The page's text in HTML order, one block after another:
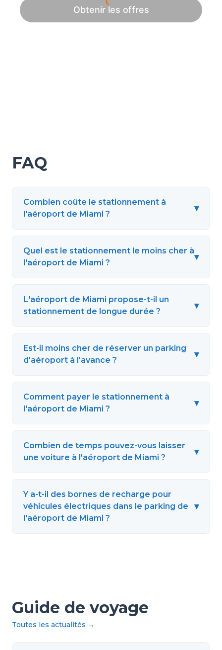
FAQ
Combien coûte le stationnement à
l'aéroport de Miami ?
▾
Quel est le stationnement le moins cher à
l'aéroport de Miami ?
▾
L'aéroport de Miami propose-t-il un
stationnement de longue durée ?
▾
Est-il moins cher de réserver un parking
d'aéroport à l'avance ?
▾
Comment payer le stationnement à
l'aéroport de Miami ?
▾
Combien de temps pouvez-vous laisser
une voiture à l'aéroport de Miami ?
▾
Y a-t-il des bornes de recharge pour
véhicules électriques dans le parking de
l'aéroport de Miami ?
▾
Guide de voyage
Toutes les actualités →